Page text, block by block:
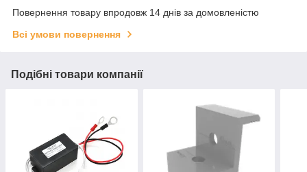
Повернення товару впродовж 14 днів за домовленістю
Всі умови повернення
Подібні товари компанії